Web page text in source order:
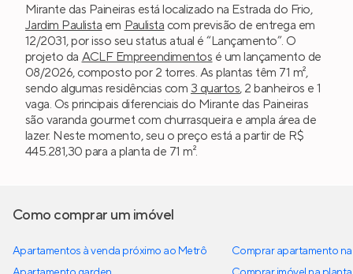
Mirante das Paineiras está localizado na Estrada do Frio,
Jardim Paulista em Paulista com previsão de entrega em
12/2031, por isso seu status atual é “Lançamento”. O
projeto da ACLF Empreendimentos é um lançamento de
08/2026, composto por 2 torres. As plantas têm 71 m²,
sendo algumas residências com 3 quartos, 2 banheiros e 1
vaga. Os principais diferenciais do Mirante das Paineiras
são varanda gourmet com churrasqueira e ampla área de
lazer. Neste momento, seu o preço está a partir de R$
445.281,30 para a planta de 71 m².
Como comprar um imóvel
Apartamentos à venda próximo ao Metrô
Comprar apartamento